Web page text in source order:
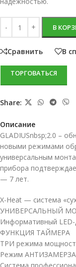
В
Сравнить В
ТОРГОВАТЬСЯ
Share:
Описание
GLADIUSnbsp;2.0 –
новыми режимами
универсальным
прибора
— 7 лет.
X-Heat — система
УНИВЕРСАЛЬНЫЙ
Информативный
ФУНКЦИЯ ТАЙМЕРА
ТРИ режима
Режим